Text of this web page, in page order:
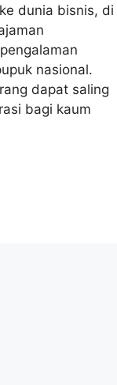
dunia bisnis, di
nasional.
dapat saling
bagi kaum